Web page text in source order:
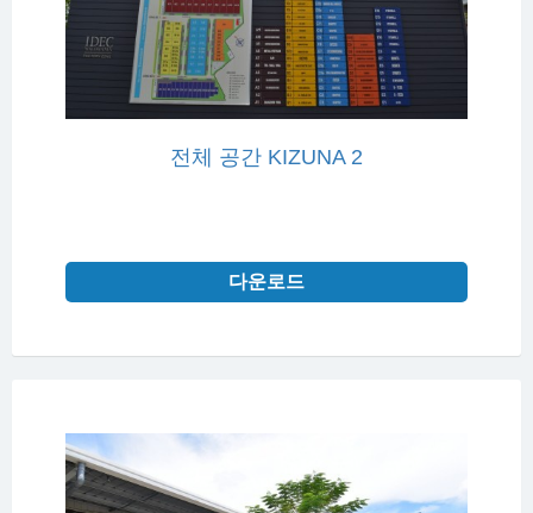
전체 공간 KIZUNA 2
다운로드